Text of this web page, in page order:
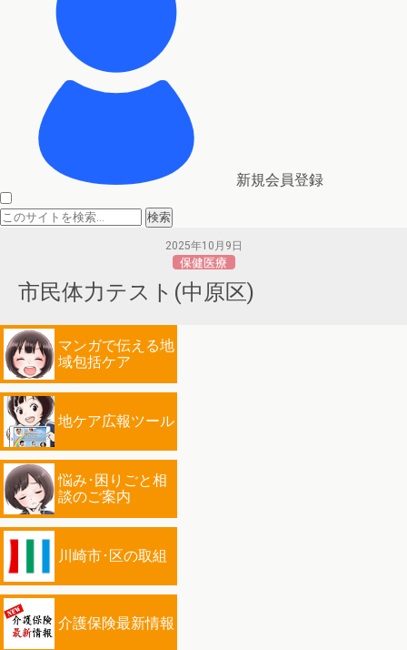
新規会員登録
2025年10月9日
保健医療
市民体力テスト(中原区)
マンガで伝える地
域包括ケア
地ケア広報ツール
悩み･困りごと相
談のご案内
川崎市･区の取組
介護保険最新情報